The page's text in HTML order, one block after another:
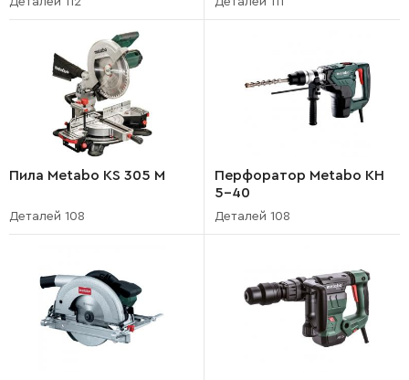
Пила Metabo KS 305 M
Деталей 108
Перфоратор Metabo KH
5-40
Деталей 108